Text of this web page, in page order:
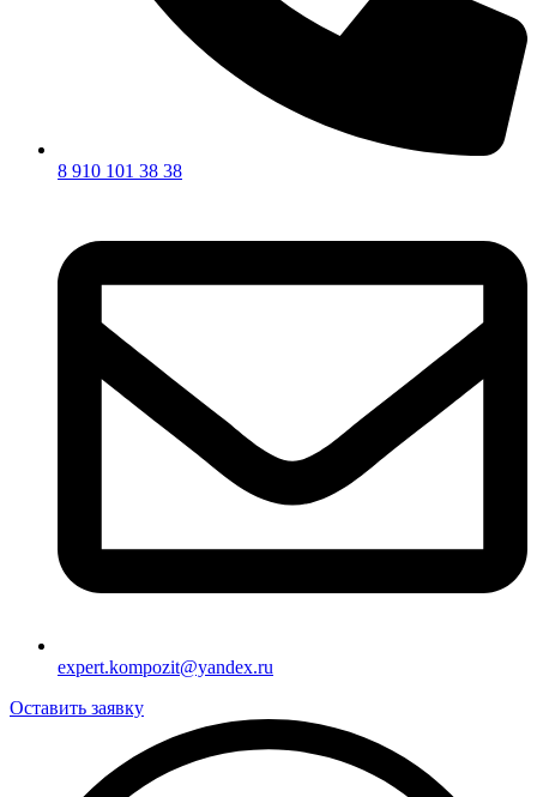
8 910 101 38 38
expert.kompozit@yandex.ru
Оставить заявку